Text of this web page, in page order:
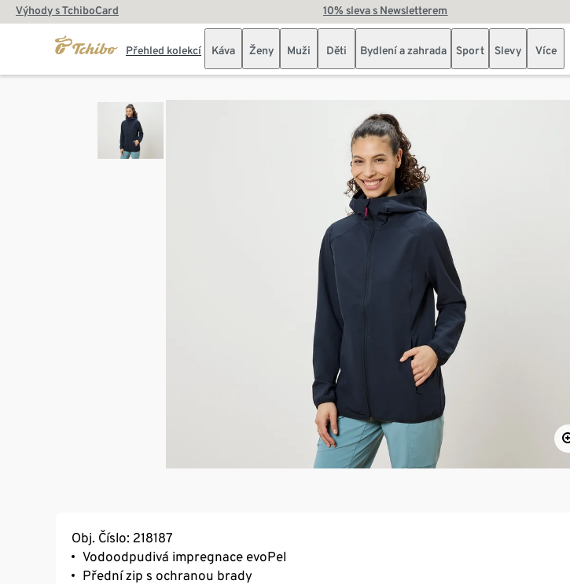
Výhody s TchiboCard 10% sleva s Newsletterem
Přehled kolekcí Káva Ženy Muži Děti Bydlení a zahrada Sport Slevy Více
Obj. Číslo: 218187
Vodoodpudivá impregnace evoPel
Přední zip s ochranou brady